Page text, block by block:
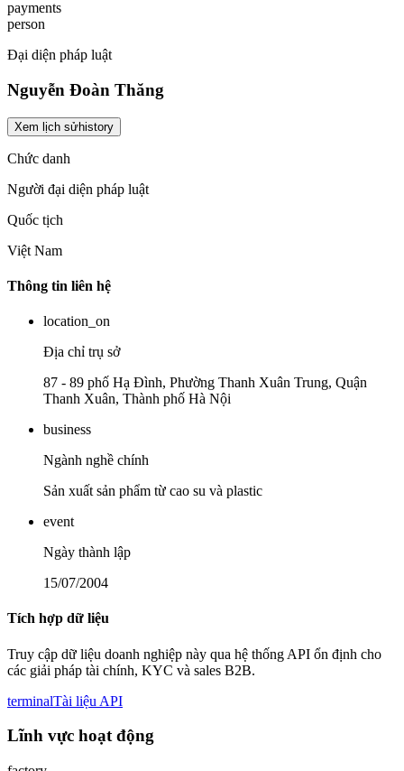
payments
person
Đại diện pháp luật
Nguyễn Đoàn Thăng
Xem lịch sửhistory
Chức danh
Người đại diện pháp luật
Quốc tịch
Việt Nam
Thông tin liên hệ
location_on
Địa chỉ trụ sở
87 - 89 phố Hạ Đình, Phường Thanh Xuân Trung, Quận
Thanh Xuân, Thành phố Hà Nội
business
Ngành nghề chính
Sản xuất sản phẩm từ cao su và plastic
event
Ngày thành lập
15/07/2004
Tích hợp dữ liệu
Truy cập dữ liệu doanh nghiệp này qua hệ thống API ổn định cho
các giải pháp tài chính, KYC và sales B2B.
terminalTài liệu API
Lĩnh vực hoạt động